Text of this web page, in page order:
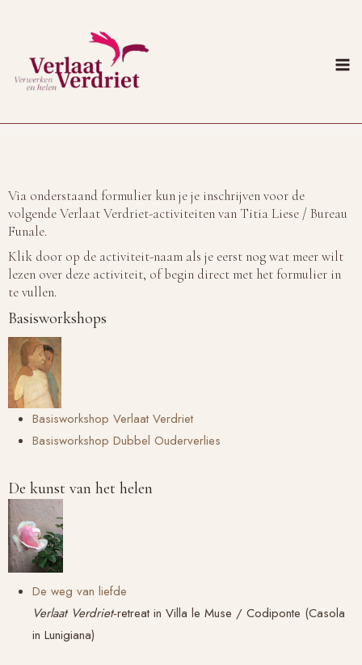
inhoud
Via onderstaand formulier kun je je inschrijven voor de
volgendeVerlaat Verdriet-activiteiten van Titia Liese /Bureau
Funale.
Klik door op de activiteit-naam als je eerst nog wat meer wilt
lezen over deze activiteit, of begin direct met het formulier in
te vullen.
Basisworkshops
Basisworkshop Verlaat Verdriet
Basisworkshop Dubbel Ouderverlies
De kunst van het helen
De weg van liefde
Verlaat Verdriet-retreat in Villa le Muse / Codiponte (Casola
in Lunigiana)